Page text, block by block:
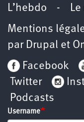
L’hebdo -
Mentions
par Drupal et
Facebook
Twitter
Podcasts
Username